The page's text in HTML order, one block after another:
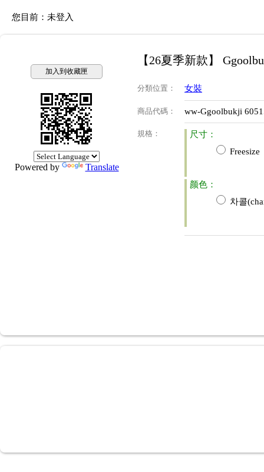
您目前： 未登入
加入到收藏匣
Powered by Translate
【26夏季新款】
分類位置 ： 女裝
商品代碼 ： ww-Ggoolbukji
規格 ：
尺寸：
Freesize
颜色：
차콜